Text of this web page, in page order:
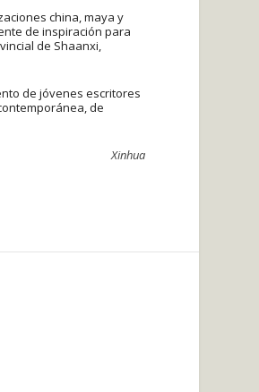
china, maya y
de inspiración para
de Shaanxi,
de jóvenes escritores
de
Xinhua